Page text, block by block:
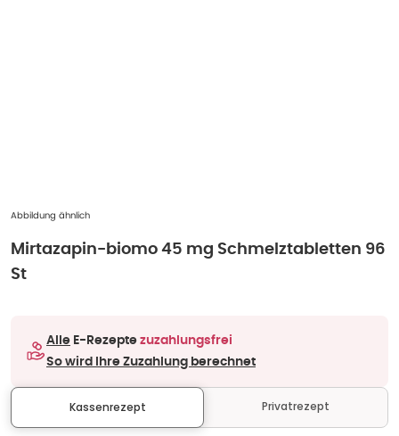
Abbildung ähnlich
Mirtazapin-biomo 45 mg Schmelztabletten 96
St
Alle E-Rezepte zuzahlungsfrei
So wird Ihre Zuzahlung berechnet
Kassenrezept Privatrezept